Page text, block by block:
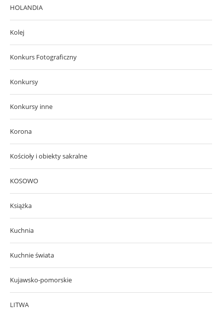
HOLANDIA
Kolej
Konkurs Fotograficzny
Konkursy
Konkursy inne
Korona
Kościoły i obiekty sakralne
KOSOWO
Książka
Kuchnia
Kuchnie świata
Kujawsko-pomorskie
LITWA